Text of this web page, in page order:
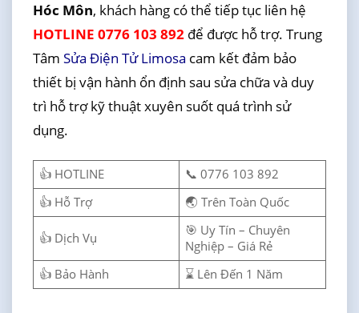
Hóc Môn, khách hàng có thể tiếp tục liên hệ
HOTLINE 0776 103 892để được hỗ trợ. Trung
Tâm Sửa Điện Tử Limosa cam kết đảm bảo
thiết bị vận hành ổn định sau sửa chữa và duy
trì hỗ trợ kỹ thuật xuyên suốt quá trình sử
dụng.
👍 HOTLINE
📞 0776 103 892
👍 Hỗ Trợ
🌏 Trên Toàn Quốc
👍 Dịch Vụ
🎯 Uy Tín – Chuyên
Nghiệp – Giá Rẻ
👍 Bảo Hành
⌛ Lên Đến 1 Năm